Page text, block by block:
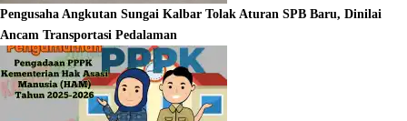
Pengusaha Angkutan Sungai Kalbar Tolak Aturan SPB Baru, Dinilai
Ancam Transportasi Pedalaman